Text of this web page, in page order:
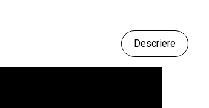
Descriere